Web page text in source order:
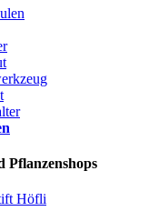
Pflanzenshops